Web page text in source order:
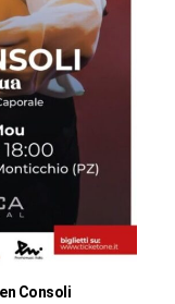
Consoli